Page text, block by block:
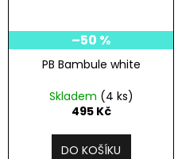
–50 %
PB Bambule white
Skladem (4 ks)
495 Kč
DO KOŠÍKU